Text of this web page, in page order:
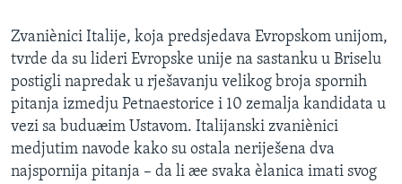
INTERVJU
Zvaniènici Italije, koja predsjedava Evropskom unijom,
tvrde da su lideri Evropske unije na sastanku u Briselu
postigli napredak u rješavanju velikog broja spornih
pitanja izmedju Petnaestorice i 10 zemalja kandidata u
vezi sa buduæim Ustavom. Italijanski zvaniènici
medjutim navode kako su ostala neriješena dva
najspornija pitanja – da li æe svaka èlanica imati svog